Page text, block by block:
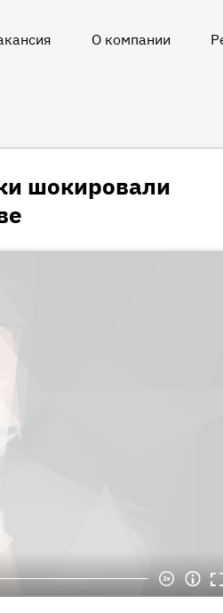
О компании
шокировали